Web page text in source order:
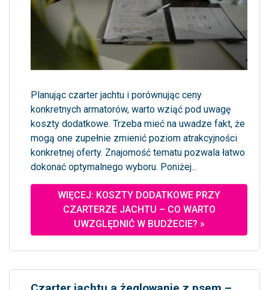
Planując czarter jachtu i porównując ceny
konkretnych armatorów, warto wziąć pod uwagę
koszty dodatkowe. Trzeba mieć na uwadze fakt, że
mogą one zupełnie zmienić poziom atrakcyjności
konkretnej oferty. Znajomość tematu pozwala łatwo
dokonać optymalnego wyboru. Poniżej...
WIĘCEJ: KOSZTY DODATKOWE PRZY
CZARTERZE JACHTU – CO WARTO
UWZGLĘDNIĆ W BUDŻECIE? »